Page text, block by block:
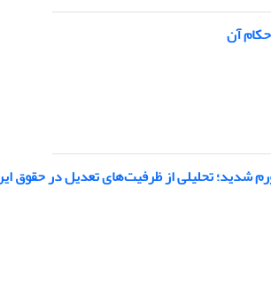
آن
شدید؛ تحلیلی از ظرفیت‌های تعدیل در حقوق